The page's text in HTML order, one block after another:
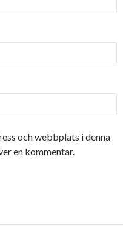
och webbplats i denna
en kommentar.